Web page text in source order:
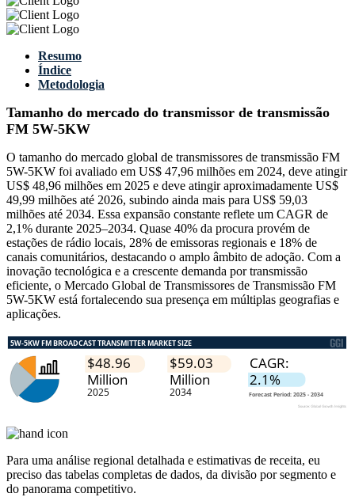
Resumo
Índice
Metodologia
Tamanho do mercado do transmissor de transmissão
FM 5W-5KW
O tamanho do mercado global de transmissores de transmissão FM
5W-5KW foi avaliado em US$ 47,96 milhões em 2024, deve atingir
US$ 48,96 milhões em 2025 e deve atingir aproximadamente US$
49,99 milhões até 2026, subindo ainda mais para US$ 59,03
milhões até 2034. Essa expansão constante reflete um CAGR de
2,1% durante 2025–2034. Quase 40% da procura provém de
estações de rádio locais, 28% de emissoras regionais e 18% de
canais comunitários, destacando o amplo âmbito de adoção. Com a
inovação tecnológica e a crescente demanda por transmissão
eficiente, o Mercado Global de Transmissores de Transmissão FM
5W-5KW está fortalecendo sua presença em múltiplas geografias e
aplicações.
Para uma análise regional detalhada e estimativas de receita, eu
preciso das tabelas completas de dados, da divisão por segmento e
do panorama competitivo.